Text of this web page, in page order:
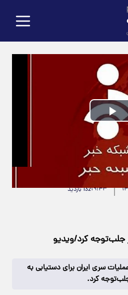
Play
Video
|مدت زمان ویدیو: 00:01:11
۱۹:۴۳132 بازدید
جلب‌توجه کرد/ویدیو
سری ایران برای دستیابی به
کرد.